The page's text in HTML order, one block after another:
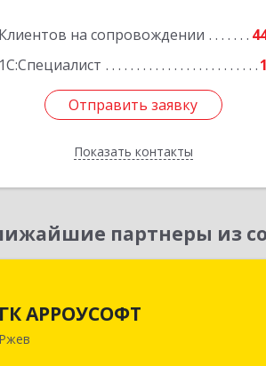
Клиентов на сопровождении
1С:Специалист
1
Отправить заявку
Показать контакты
Отправить заявку
Назад
партнеры из
ГК АРРОУСОФТ
Ржев
Ржев г, Большая Спасская ул, дом №